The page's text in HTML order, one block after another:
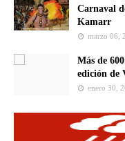
Carnaval
Kamarr
marzo 06,
Más de
edición de
enero 30,